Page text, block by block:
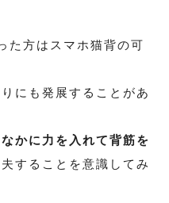
た方はスマホ猫背の可
にも発展することがあ
かに力を入れて背筋を
することを意識してみ